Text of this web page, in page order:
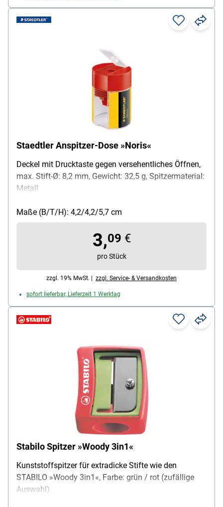
Staedtler Anspitzer-Dose »Noris«
Deckel mit Drucktaste gegen versehentliches Öffnen,
max. Stift-Ø: 8,2 mm, Gewicht: 32,5 g, Spitzermaterial:
Metall
Maße (B/T/H): 4,2/4,2/5,7 cm
3,09 €
pro Stück
zzgl. 19% MwSt. | zzgl. Service- & Versandkosten
sofort lieferbar, Lieferzeit 1 Werktag
Stabilo Spitzer »Woody 3in1«
Kunststoffspitzer für extradicke Stifte wie den
STABILO »Woody 3in1«, Farbe: grün / rot (zufällige
Auswahl)